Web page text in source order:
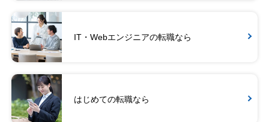
IT・Webエンジニアの転職なら
はじめての転職なら